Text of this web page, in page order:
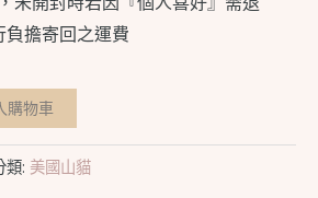
擔寄回之運費
購物車
類: 美國山貓